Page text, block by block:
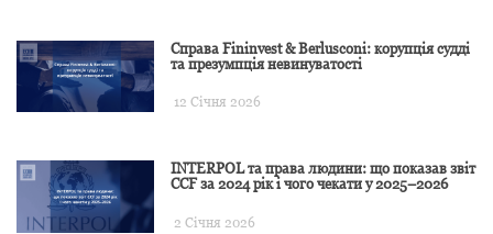
Справа Fininvest & Berlusconi: корупція судді
та презумпція невинуватості
12 Січня 2026
INTERPOL та права людини: що показав звіт
CCF за 2024 рік і чого чекати у 2025–2026
2 Січня 2026